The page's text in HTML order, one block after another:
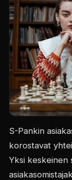
S-Pankin
korostavat
Yksi keskeinen